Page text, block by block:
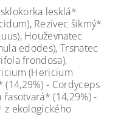
lesklá*
Rezivec šikmý*
Houževnatec
edodes), Trsnatec
frondosa),
(Hericium
- Cordyceps
(14,29%) -
z ekologického